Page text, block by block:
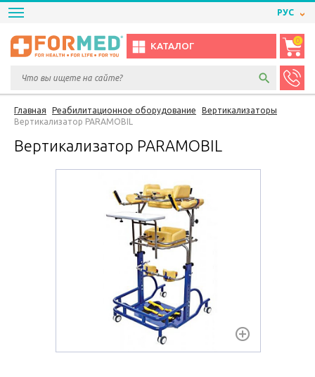
РУС
КАТАЛОГ
0
Главная Реабилитационное оборудование
Вертикализаторы
Вертикализатор PARAMOBIL
Вертикализатор PARAMOBIL